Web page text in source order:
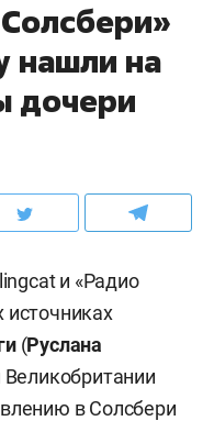
нашли на
дочери
и «Радио
(Руслана
Великобритании
в Солсбери